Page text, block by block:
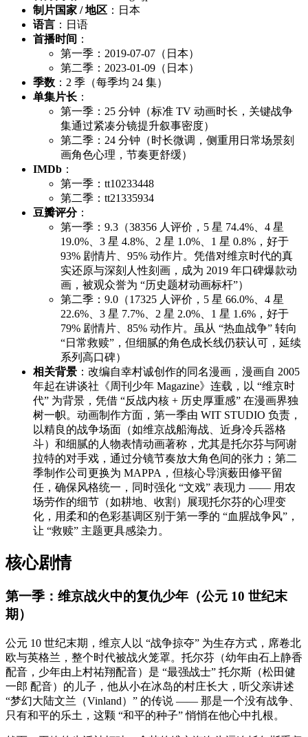
制片国家 / 地区 ：日本
语言 ：日语
首播时间 ：
第一季：2019-07-07（日本）
第二季：2023-01-09（日本）
季数 ：2 季（每季均 24 集）
单集片长 ：
第一季：25 分钟（标准 TV 动画时长，关键战争
集通过紧凑分镜提升叙事密度）
第二季：24 分钟（时长微调，侧重用日常场景刻
画角色心理，节奏更舒缓）
IMDb ：
第一季：tt10233448
第二季：tt21335934
豆瓣评分：
第一季：9.3（38356 人评价，5 星 74.4%、4 星
19.0%、3 星 4.8%、2 星 1.0%、1 星 0.8%，好于
93% 剧情片、95% 动作片。凭借对维京时代的真
实还原与深刻人性刻画，成为 2019 年口碑爆款动
画，被观众誉为 “历史题材动画标杆”）
第二季：9.0（17325 人评价，5 星 66.0%、4 星
22.6%、3 星 7.7%、2 星 2.0%、1 星 1.6%，好于
79% 剧情片、85% 动作片。虽从 “热血战争” 转向
“日常救赎”，但细腻的角色成长线仍获认可，延续
系列高口碑）
相关背景 ：改编自幸村诚创作的同名漫画，漫画自 2005
年起在讲谈社《周刊少年 Magazine》连载，以 “维京时
代” 为背景，凭借 “反战内核 + 历史厚重感” 在漫画界独
树一帜。动画制作方面，第一季由 WIT STUDIO 负责，
以精良的战争场面（如维京战船海战、近身冷兵器格
斗）和细腻的人物表情动画著称，尤其是托尔芬与阿谢
拉特的对手戏，通过分镜节奏放大角色间的张力；第二
季制作公司更换为 MAPPA，但核心导演薮田修平留
任，确保风格统一，同时强化 “文戏” 表现力 —— 用农
场劳作的细节（如耕地、收割）展现托尔芬的心理变
化，用柔和的色彩基调区别于第一季的 “血腥战争风”，
让 “救赎” 主题更具感染力。
核心剧情
第一季：维京战火中的复仇少年（公元 10 世纪末
期）
公元 10 世纪末期，维京人以 “战争掠夺” 为生存方式，席卷北
欧与英格兰，整个时代被战火笼罩。托尔芬（幼年由石上静香
配音，少年由上村祐翔配音）是 “最强战士” 托尔斯（松田健
一郎 配音）的儿子，他从小在冰岛的村庄长大，听父亲讲述
“梦幻大陆文兰（Vinland）” 的传说 —— 那是一个没有战争、
只有和平的乐土，这颗 “和平的种子” 悄悄在他心中扎根。